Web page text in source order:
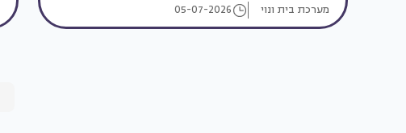
מערכת בית ונוי 05-07-2026